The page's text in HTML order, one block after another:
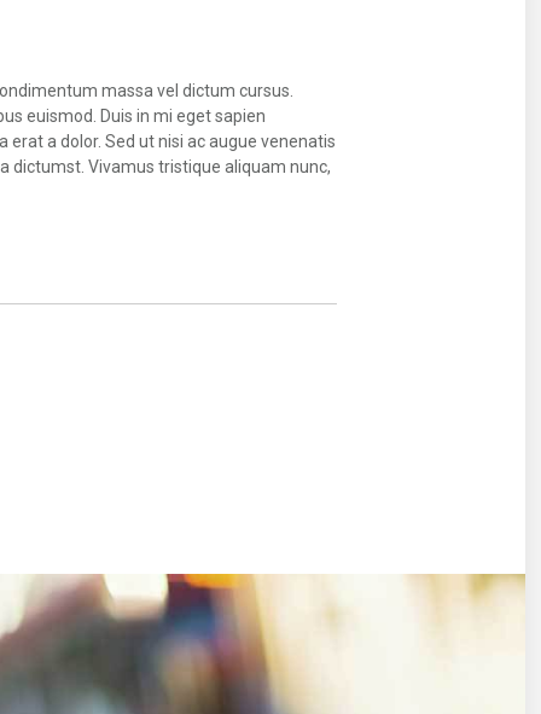
massa vel dictum cursus.
euismod. Duis in mi eget sapien
a dolor. Sed ut nisi ac augue venenatis
dictumst. Vivamus tristique aliquam nunc,